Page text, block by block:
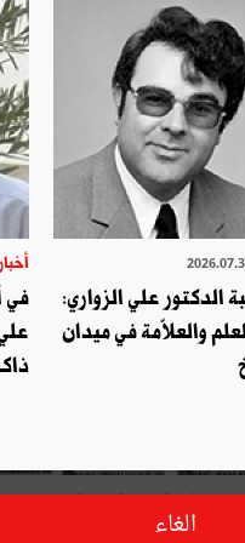
قادة القارة السمراء على
الدكتور علي الزواري:
والعلاّمة في ميدان
أخبار
في
الغاء